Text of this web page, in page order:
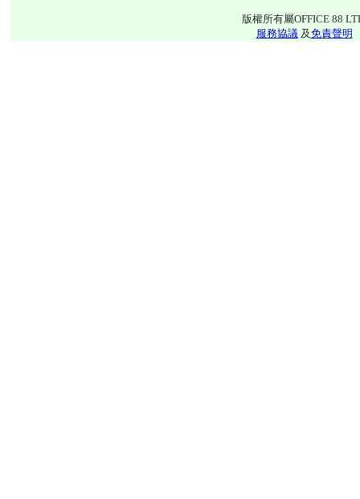
版權所有屬OFFICE 88
服務協議及免責聲明